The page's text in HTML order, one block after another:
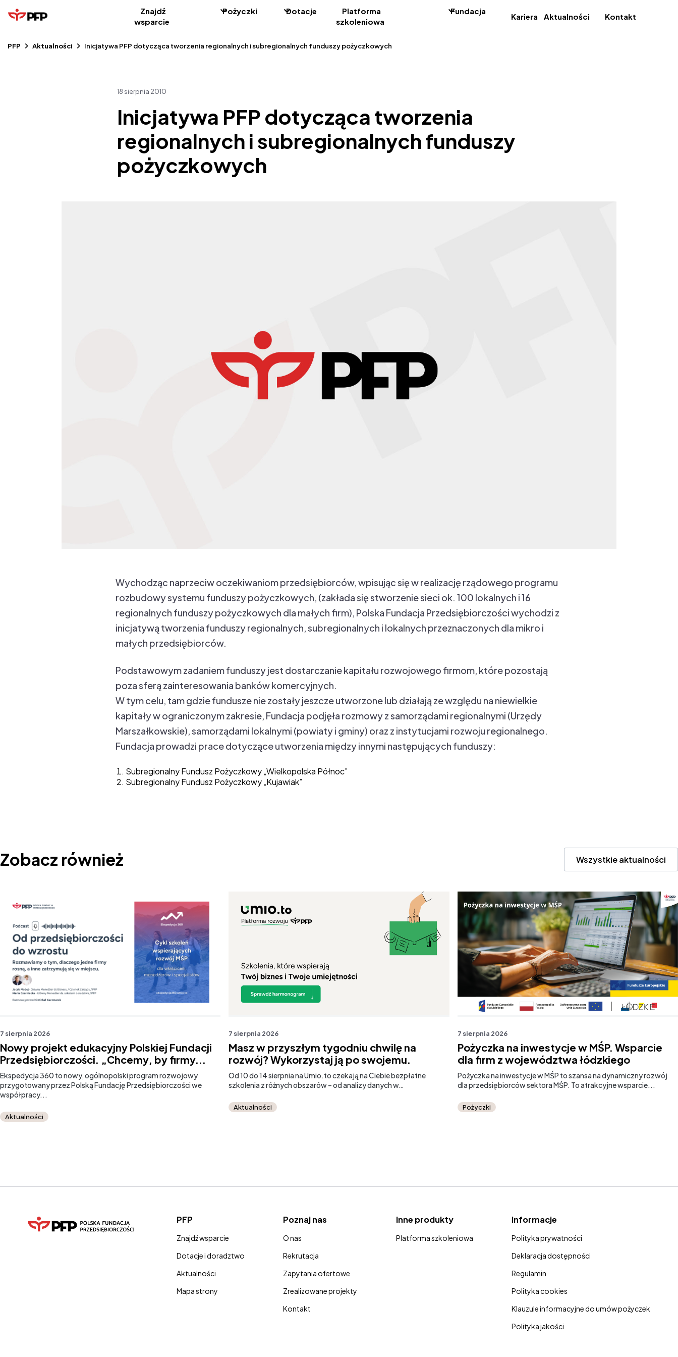
Znajdź
wsparcie
Pożyczki Dotacje
Platforma
szkoleniowa
Fundacja
Kariera Aktualności Kontakt
PFP Aktualności Inicjatywa PFP dotycząca tworzenia regionalnych i subregionalnych funduszy pożyczkowych
18 sierpnia 2010
Inicjatywa PFP dotycząca tworzenia
regionalnych i subregionalnych funduszy
pożyczkowych
Wychodząc naprzeciw oczekiwaniom przedsiębiorców, wpisując się w realizację rządowego programu
rozbudowy systemu funduszy pożyczkowych, (zakłada się stworzenie sieci ok. 100 lokalnych i 16
regionalnych funduszy pożyczkowych dla małych firm), Polska Fundacja Przedsiębiorczości wychodzi z
inicjatywą tworzenia funduszy regionalnych, subregionalnych i lokalnych przeznaczonych dla mikro i
małych przedsiębiorców.
Podstawowym zadaniem funduszy jest dostarczanie kapitału rozwojowego firmom, które pozostają
poza sferą zainteresowania banków komercyjnych.
W tym celu, tam gdzie fundusze nie zostały jeszcze utworzone lub działają ze względu na niewielkie
kapitały w ograniczonym zakresie, Fundacja podjęła rozmowy z samorządami regionalnymi (Urzędy
Marszałkowskie), samorządami lokalnymi (powiaty i gminy) oraz z instytucjami rozwoju regionalnego.
Fundacja prowadzi prace dotyczące utworzenia między innymi następujących funduszy:
Subregionalny Fundusz Pożyczkowy „Wielkopolska Północ”
Subregionalny Fundusz Pożyczkowy „Kujawiak”
Zobacz również Wszystkie aktualności
7 sierpnia 2026
Nowy projekt edukacyjny Polskiej Fundacji
Przedsiębiorczości. „Chcemy, by firmy...
Ekspedycja 360 to nowy, ogólnopolski program rozwojowy
przygotowany przez Polską Fundację Przedsiębiorczości we
współpracy...
Aktualności
7 sierpnia 2026
Masz w przyszłym tygodniu chwilę na
rozwój? Wykorzystaj ją po swojemu.
Od 10 do 14 sierpnia na Umio.to czekają na Ciebie bezpłatne
szkolenia z różnych obszarów – od analizy danych w…
Aktualności
7 sierpnia 2026
Pożyczka na inwestycje w MŚP. Wsparcie
dla firm z województwa łódzkiego
Pożyczka na inwestycje w MŚP to szansa na dynamiczny rozwój
dla przedsiębiorców sektora MŚP. To atrakcyjne wsparcie...
Pożyczki
PFP
Znajdź wsparcie
Dotacje i doradztwo
Aktualności
Mapa strony
Poznaj nas
O nas
Rekrutacja
Zapytania ofertowe
Zrealizowane projekty
Kontakt
Inne produkty
Platforma szkoleniowa
Informacje
Polityka prywatności
Deklaracja dostępności
Regulamin
Polityka cookies
Klauzule informacyjne do umów pożyczek
Polityka jakości